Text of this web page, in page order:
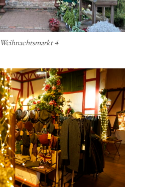
Weihnachtsmarkt 4